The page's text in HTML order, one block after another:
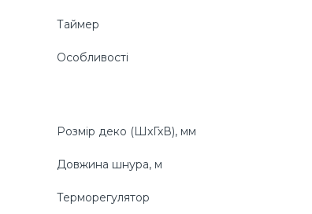
Таймер
Особливості
Розмір деко (ШxГхВ), мм
Довжина шнура, м
Терморегулятор